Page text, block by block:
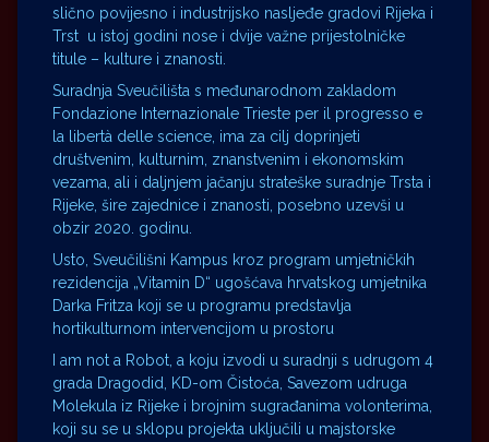
slično povijesno i industrijsko nasljeđe gradovi Rijeka i
Trst u istoj godini nose i dvije važne prijestolničke
titule – kulture i znanosti.
Suradnja Sveučilišta s međunarodnom zakladom
Fondazione Internazionale Trieste per il progresso e
la libertà delle science, ima za cilj doprinjeti
društvenim, kulturnim, znanstvenim i ekonomskim
vezama, ali i daljnjem jačanju strateške suradnje Trsta i
Rijeke, šire zajednice i znanosti, posebno uzevši u
obzir 2020. godinu.
Usto, Sveučilišni Kampus kroz program umjetničkih
rezidencija „Vitamin D“ ugošćava hrvatskog umjetnika
Darka Fritza koji se u programu predstavlja
hortikulturnom intervencijom u prostoru
I am not a Robot, a koju izvodi u suradnji s udrugom 4
grada Dragodid, KD-om Čistoća, Savezom udruga
Molekula iz Rijeke i brojnim sugrađanima volonterima,
koji su se u sklopu projekta uključili u majstorske